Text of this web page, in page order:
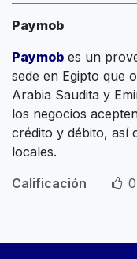
Paymob
Paymob es un
sede en Egipto que
Arabia Saudita y
los negocios
crédito y débito, así
locales.
Calificación
0